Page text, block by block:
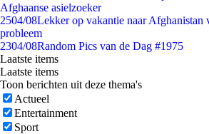
Afghaanse asielzoeker
2504/08Lekker op vakantie naar Afghanistan
probleem
2304/08Random Pics van de Dag #1975
Laatste items
Laatste items
Toon berichten uit deze thema's
Actueel
Entertainment
Sport